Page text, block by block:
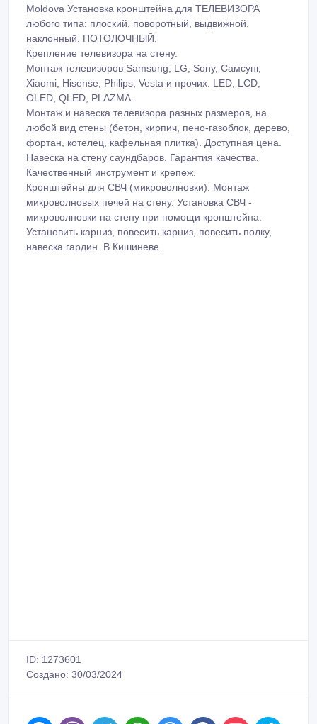
улицу. ВЫРЕЗАТЬ ОТВЕРСТИЕ В МЕБЕЛИ ДЛЯ ТРУБ.
УСТАНОВКА ВСТРАИВАЕМОЙ В МЕБЕЛЬ БЫТОВАЯ
ТЕХНИКА. ХОЛОДИЛЬНИК. 069495004. Chisinau
Moldova Установка кронштейна для ТЕЛЕВИЗОРА
любого типа: плоский, поворотный, выдвижной,
наклонный. ПОТОЛОЧНЫЙ,
Крепление телевизора на стену.
Монтаж телевизоров Samsung, LG, Sony, Самсунг,
Xiaomi, Hisense, Philips, Vesta и прочих. LED, LCD,
OLED, QLED, PLAZMA.
Монтаж и навеска телевизора разных размеров, на
любой вид стены (бетон, кирпич, пено-газоблок, дерево,
фортан, котелец, кафельная плитка). Доступная цена.
Навеска на стену саундбаров. Гарантия качества.
Качественный инструмент и крепеж.
Кронштейны для СВЧ (микроволновки). Монтаж
микроволновых печей на стену. Установка СВЧ -
Создано: 30/03/2024